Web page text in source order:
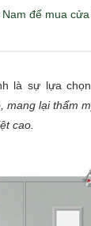
để mua
là sự lựa
mang lại thẩm
cao.